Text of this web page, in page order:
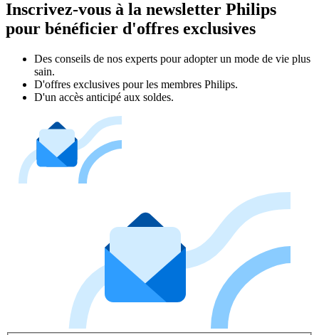
Inscrivez-vous à la newsletter Philips
pour bénéficier d'offres exclusives
Des conseils de nos experts pour adopter un mode de vie plus
sain.
D'offres exclusives pour les membres Philips.
D'un accès anticipé aux soldes.